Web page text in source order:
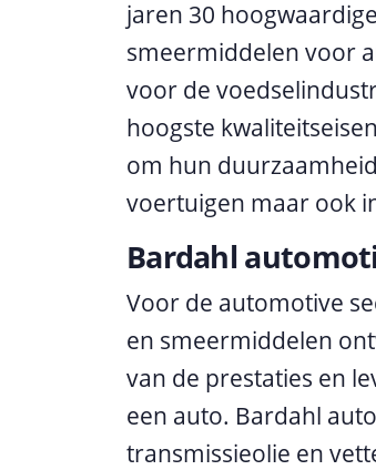
jaren 30
smeermiddelen voor
voor de
hoogste
om hun
voertuigen maar ook
Bardahl
Voor de automotive
en smeermiddelen
van de prestaties en
een auto. Bardahl
transmissieolie en